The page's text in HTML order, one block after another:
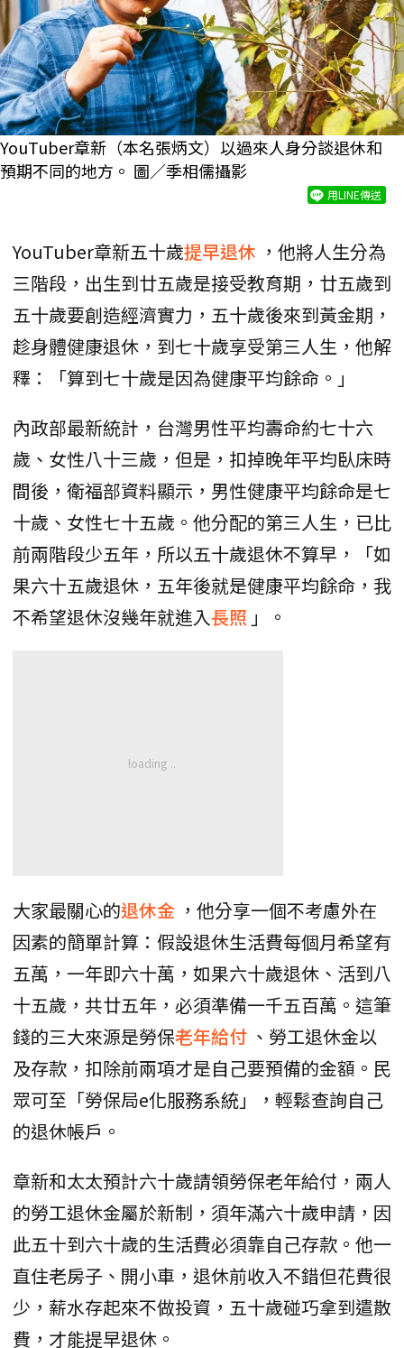
YouTuber章新（本名張炳文）以過來人身分談退休和
預期不同的地方。 圖／季相儒攝影
用LINE傳送
YouTuber章新五十歲提早退休 ，他將人生分為
三階段，出生到廿五歲是接受教育期，廿五歲到
五十歲要創造經濟實力，五十歲後來到黃金期，
趁身體健康退休，到七十歲享受第三人生，他解
釋：「算到七十歲是因為健康平均餘命。」
內政部最新統計，台灣男性平均壽命約七十六
歲、女性八十三歲，但是，扣掉晚年平均臥床時
間後，衛福部資料顯示，男性健康平均餘命是七
十歲、女性七十五歲。他分配的第三人生，已比
前兩階段少五年，所以五十歲退休不算早，「如
果六十五歲退休，五年後就是健康平均餘命，我
不希望退休沒幾年就進入長照 」。
大家最關心的退休金 ，他分享一個不考慮外在
因素的簡單計算：假設退休生活費每個月希望有
五萬，一年即六十萬，如果六十歲退休、活到八
十五歲，共廿五年，必須準備一千五百萬。這筆
錢的三大來源是勞保老年給付 、勞工退休金以
及存款，扣除前兩項才是自己要預備的金額。民
眾可至「勞保局e化服務系統」，輕鬆查詢自己
的退休帳戶。
章新和太太預計六十歲請領勞保老年給付，兩人
的勞工退休金屬於新制，須年滿六十歲申請，因
此五十到六十歲的生活費必須靠自己存款。他一
直住老房子、開小車，退休前收入不錯但花費很
少，薪水存起來不做投資，五十歲碰巧拿到遣散
費，才能提早退休。